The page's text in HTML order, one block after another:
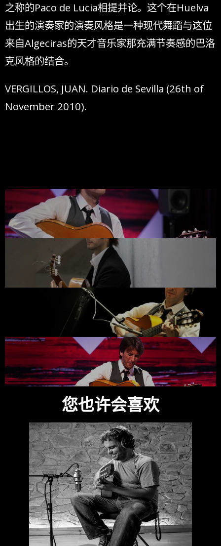
之称的Paco de Lucia相提并论。这个在Huelva
出生的演奏家的演奏风格是一种现代舞蹈与这位
来自Algeciras的天才音乐家那充满节奏感的巴洛
克风格的结合。
VERGILLOS, JUAN. Diario de Sevilla (26th of
November 2010).
您也许会喜欢